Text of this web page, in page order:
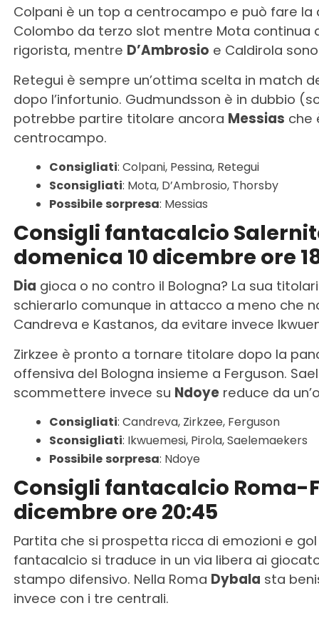
Colpani è un top a centrocampo e può fare
Colombo da terzo slot mentre Mota continua
rigorista, mentre D’Ambrosio e Caldirola
Retegui è sempre un’ottima scelta in match
dopo l’infortunio. Gudmundsson è in dubbio
potrebbe partire titolare ancora Messias che
centrocampo.
Consigliati: Colpani, Pessina, Retegui
Sconsigliati: Mota, D’Ambrosio, Thorsby
Possibile sorpresa: Messias
Consigli fantacalcio
domenica 10 dicembre ore
Dia gioca o no contro il Bologna? La sua
schierarlo comunque in attacco a meno che
Candreva e Kastanos, da evitare invece
Zirkzee è pronto a tornare titolare dopo la
offensiva del Bologna insieme a Ferguson.
scommettere invece su Ndoyereduce da
Consigliati: Candreva, Zirkzee, Ferguson
Sconsigliati: Ikwuemesi, Pirola, Saelemaekers
Possibile sorpresa: Ndoye
Consigli fantacalcio Roma-
dicembre ore 20:45
Partita che si prospetta ricca di emozioni e
fantacalcio si traduce in un via libera ai
stampo difensivo. Nella Roma Dybala sta
invece con i tre centrali.